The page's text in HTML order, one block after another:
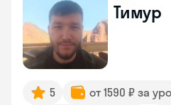
Тимур
5
от 1590 ₽ за